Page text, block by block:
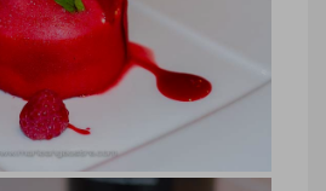
Plage, gastronomie
Plage, gastronomie foie
Ostré